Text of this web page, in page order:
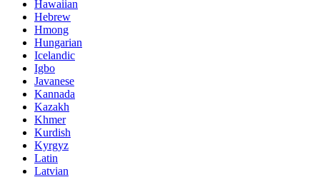
Hawaiian
Hebrew
Hmong
Hungarian
Icelandic
Igbo
Javanese
Kannada
Kazakh
Khmer
Kurdish
Kyrgyz
Latin
Latvian